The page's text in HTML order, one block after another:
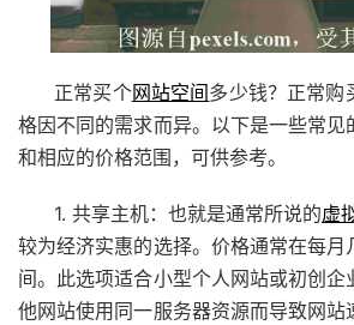
正常买个网站空间多少钱？正常购
格因不同的需求而异。以下是一些常见
和相应的价格范围，可供参考。
1. 共享主机：也就是通常所说的虚
较为经济实惠的选择。价格通常在每月
间。此选项适合小型个人网站或初创
他网站使用同一服务器资源而导致网站